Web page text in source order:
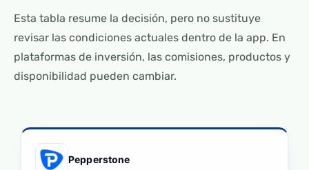
Esta tabla resume la decisión, pero no sustituye
revisar las condiciones actuales dentro de la app. En
plataformas de inversión, las comisiones, productos y
disponibilidad pueden cambiar.
Pepperstone